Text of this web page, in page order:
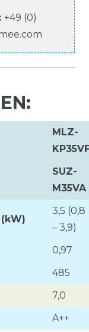
+49 (0)
MLZ-
SUZ-
M35VA
3,5 (0,8
– 3,9)
0,97
485
7,0
A++